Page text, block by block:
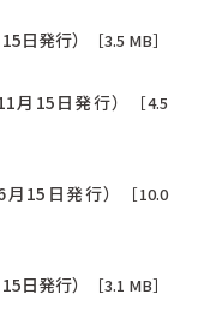
日発行） ［3.5 MB］
月15日発行）
［4.5
15日発行）
［10.0
日発行） ［3.1 MB］